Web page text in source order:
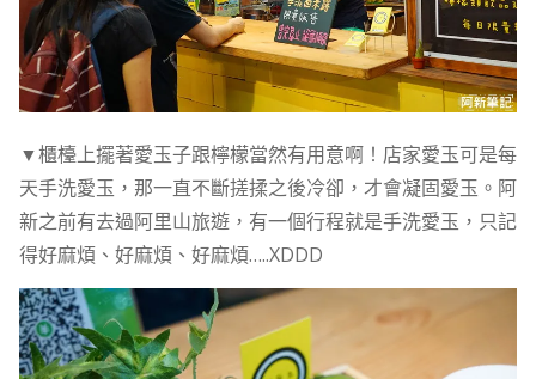
▼櫃檯上擺著愛玉子跟檸檬當然有用意啊！店家愛玉可是每
天手洗愛玉，那一直不斷搓揉之後冷卻，才會凝固愛玉。阿
新之前有去過阿里山旅遊，有一個行程就是手洗愛玉，只記
得好麻煩、好麻煩、好麻煩…..XDDD